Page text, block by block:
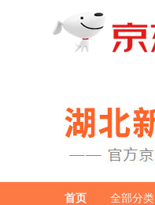
首页 全部分类